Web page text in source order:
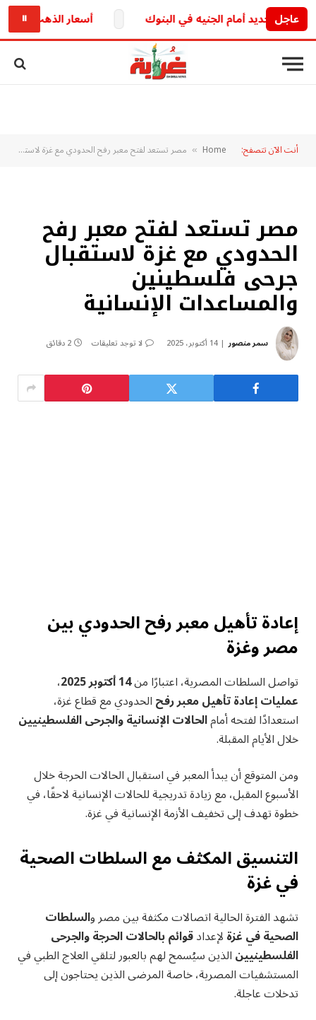
عاجل أسعار الذهب اليوم في السودان 10 أغسطس 2026.. تعرف على سعر
⏸
أنت الآن تتصفح: Home
» مصر تستعد لفتح معبر رفح الحدودي مع غزة لاستقبال جرحى فلسطينين والمساعدات الإنسانية
مصر تستعد لفتح معبر رفح
الحدودي مع غزة لاستقبال
جرحى فلسطينين
والمساعدات الإنسانية
سمر منصور 14 أكتوبر، 2025 لا توجد تعليقات 2 دقائق
إعادة تأهيل معبر رفح الحدودي بين
مصر وغزة
تواصل السلطات المصرية، اعتبارًا من14 أكتوبر 2025 ،
عمليات إعادة تأهيل معبر رفحالحدودي مع قطاع غزة،
استعدادًا لفتحه أمامالحالات الإنسانية والجرحى الفلسطينيين
خلال الأيام المقبلة.
ومن المتوقع أن يبدأ المعبر في استقبال الحالات الحرجة خلال
الأسبوع المقبل، مع زيادة تدريجية للحالات الإنسانية لاحقًا، في
خطوة تهدف إلى تخفيف الأزمة الإنسانية في غزة.
التنسيق المكثف مع السلطات الصحية
في غزة
تشهد الفترة الحالية اتصالات مكثفة بين مصر والسلطات
الصحية في غزةلإعدادقوائم بالحالات الحرجة والجرحى
الفلسطينيينالذين سيُسمح لهم بالعبور لتلقي العلاج الطبي في
المستشفيات المصرية، خاصة المرضى الذين يحتاجون إلى
تدخلات عاجلة.